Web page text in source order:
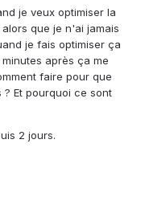
je veux optimiser la
que je n'ai jamais
je fais optimiser ça
après ça me
faire pour que
Et pourquoi ce sont
2 jours.